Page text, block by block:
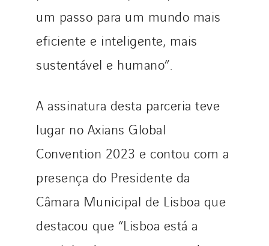
um passo para um mundo mais
eficiente e inteligente, mais
sustentável e humano”.
A assinatura desta parceria teve
lugar no Axians Global
Convention 2023 e contou com a
presença do Presidente da
Câmara Municipal de Lisboa que
destacou que “Lisboa está a